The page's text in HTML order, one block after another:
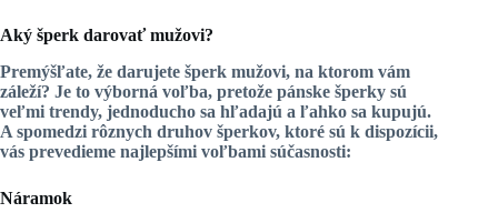
Aký šperk darovať mužovi?
Premýšľate, že darujete šperk mužovi, na ktorom vám
záleží? Je to výborná voľba, pretože pánske šperky sú
veľmi trendy, jednoducho sa hľadajú a ľahko sa kupujú.
A spomedzi rôznych druhov šperkov, ktoré sú k dispozícii,
vás prevedieme najlepšími voľbami súčasnosti:
Náramok